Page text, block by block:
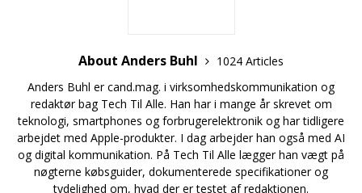
About Anders Buhl
1024 Articles
Anders Buhl er cand.mag. i virksomhedskommunikation og
redaktør bag Tech Til Alle. Han har i mange år skrevet om
teknologi, smartphones og forbrugerelektronik og har tidligere
arbejdet med Apple-produkter. I dag arbejder han også med AI
og digital kommunikation. På Tech Til Alle lægger han vægt på
nøgterne købsguider, dokumenterede specifikationer og
tydelighed om, hvad der er testet af redaktionen.